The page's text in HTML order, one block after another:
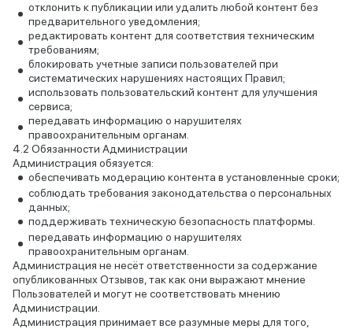
отклонить к публикации или удалить любой контент без
предварительного уведомления;
редактировать контент для соответствия техническим
требованиям;
блокировать учетные записи пользователей при
систематических нарушениях настоящих Правил;
использовать пользовательский контент для улучшения
сервиса;
передавать информацию о нарушителях
правоохранительным органам.
Обязанности Администрации
Администрация обязуется:
обеспечивать модерацию контента в установленные сроки;
соблюдать требования законодательства о персональных
данных;
поддерживать техническую безопасность платформы.
передавать информацию о нарушителях
правоохранительным органам.
Администрация не несёт ответственности за содержание
опубликованных Отзывов, так как они выражают мнение
Пользователей и могут не соответствовать мнению
Администрации.
Администрация принимает все разумные меры для того,